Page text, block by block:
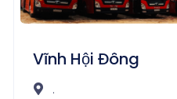
Vĩnh Hội Đông
.